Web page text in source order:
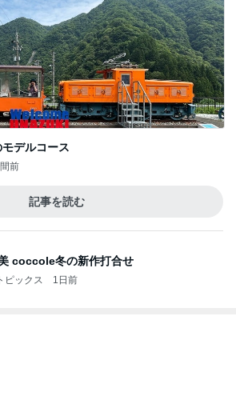
モデルコース
前
記事を読む
coccole冬の新作打合せ
ピックス 1日前